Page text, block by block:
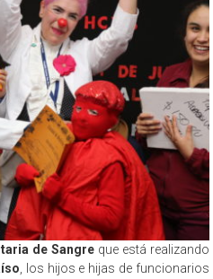
de Sangre que está realizando
, los hijos e hijas de funcionarios